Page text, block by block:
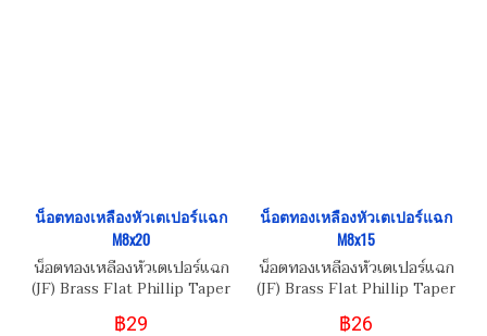
น็อตทองเหลืองหัวเตเปอร์แฉก
M8x20
น็อตทองเหลืองหัวเตเปอร์แฉก
(JF) Brass Flat Phillip Taper
Head Screw M8x1.25x20
฿29
น็อตทองเหลืองหัวเตเปอร์แฉก
M8x15
น็อตทองเหลืองหัวเตเปอร์แฉก
(JF) Brass Flat Phillip Taper
Head Screw M8x1.25x15
฿26